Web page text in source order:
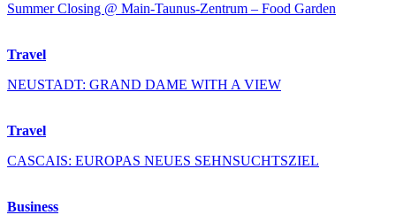
Summer Closing @ Main-Taunus-Zentrum – Food Garden
Travel
NEUSTADT: GRAND DAME WITH A VIEW
Travel
CASCAIS: EUROPAS NEUES SEHNSUCHTSZIEL
Business